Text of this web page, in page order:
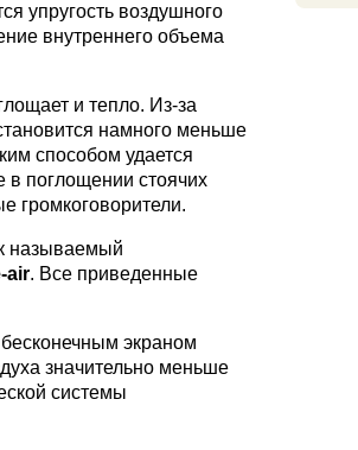
упругость воздушного
внутреннего объема
и тепло. Из-за
намного меньше
способом удается
в поглощении стоячих
громкоговорители.
называемый
air. Все приведенные
экраном
значительно меньше
системы